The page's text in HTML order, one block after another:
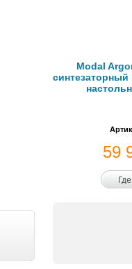
Modal
59